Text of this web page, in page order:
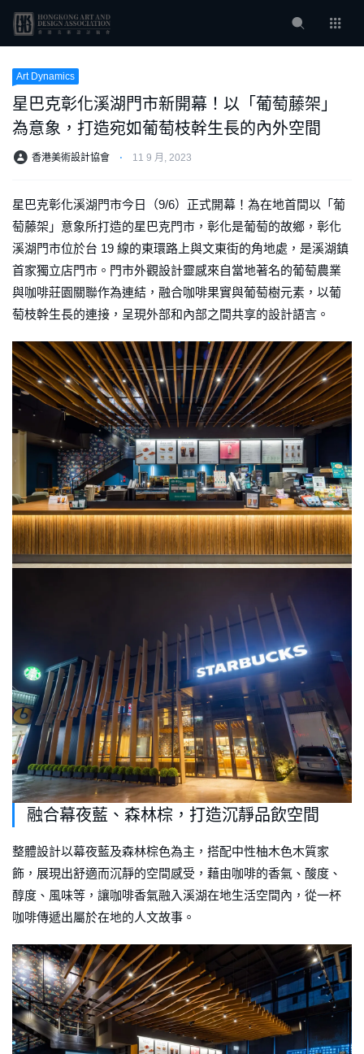
Art Dynamics
星巴克彰化溪湖門市新開幕！以「葡萄藤架」
為意象，打造宛如葡萄枝幹生長的內外空間
香港美術設計協會 ⋅ 11 9 月, 2023
星巴克彰化溪湖門市今日（9/6）正式開幕！為在地首間以「葡
萄藤架」意象所打造的星巴克門市，彰化是葡萄的故鄉，彰化
溪湖門市位於台 19 線的東環路上與文東街的角地處，是溪湖鎮
首家獨立店門市。門市外觀設計靈感來自當地著名的葡萄農業
與咖啡莊園關聯作為連結，融合咖啡果實與葡萄樹元素，以葡
萄枝幹生長的連接，呈現外部和內部之間共享的設計語言。
融合幕夜藍、森林棕，打造沉靜品飲空間
整體設計以幕夜藍及森林棕色為主，搭配中性柚木色木質家
飾，展現出舒適而沉靜的空間感受，藉由咖啡的香氣、酸度、
醇度、風味等，讓咖啡香氣融入溪湖在地生活空間內，從一杯
咖啡傳遞出屬於在地的人文故事。